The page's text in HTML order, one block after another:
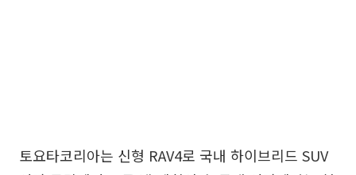
토요타코리아는 신형 RAV4로 국내 하이브리드 SUV